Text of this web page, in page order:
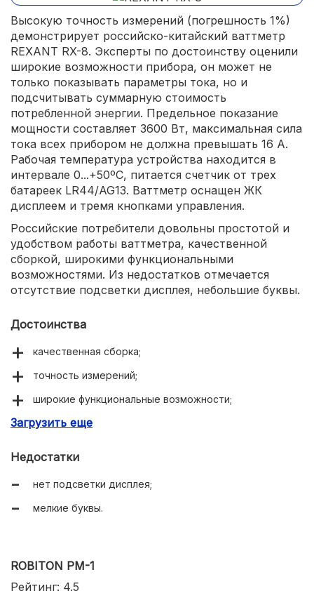
Высокую точность измерений (погрешность 1%)
демонстрирует российско-китайский ваттметр
REXANT RX-8. Эксперты по достоинству оценили
широкие возможности прибора, он может не
только показывать параметры тока, но и
подсчитывать суммарную стоимость
потребленной энергии. Предельное показание
мощности составляет 3600 Вт, максимальная сила
тока всех прибором не должна превышать 16 А.
Рабочая температура устройства находится в
интервале 0...+50ºС, питается счетчик от трех
батареек LR44/AG13. Ваттметр оснащен ЖК
дисплеем и тремя кнопками управления.
Российские потребители довольны простотой и
удобством работы ваттметра, качественной
сборкой, широкими функциональными
возможностями. Из недостатков отмечается
отсутствие подсветки дисплея, небольшие буквы.
Достоинства
качественная сборка;
точность измерений;
широкие функциональные возможности;
простота применения.
Загрузить еще
Недостатки
нет подсветки дисплея;
мелкие буквы.
ROBITON PM-1
Рейтинг: 4.5